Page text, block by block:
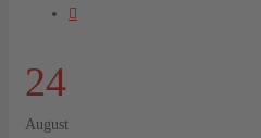
24
August